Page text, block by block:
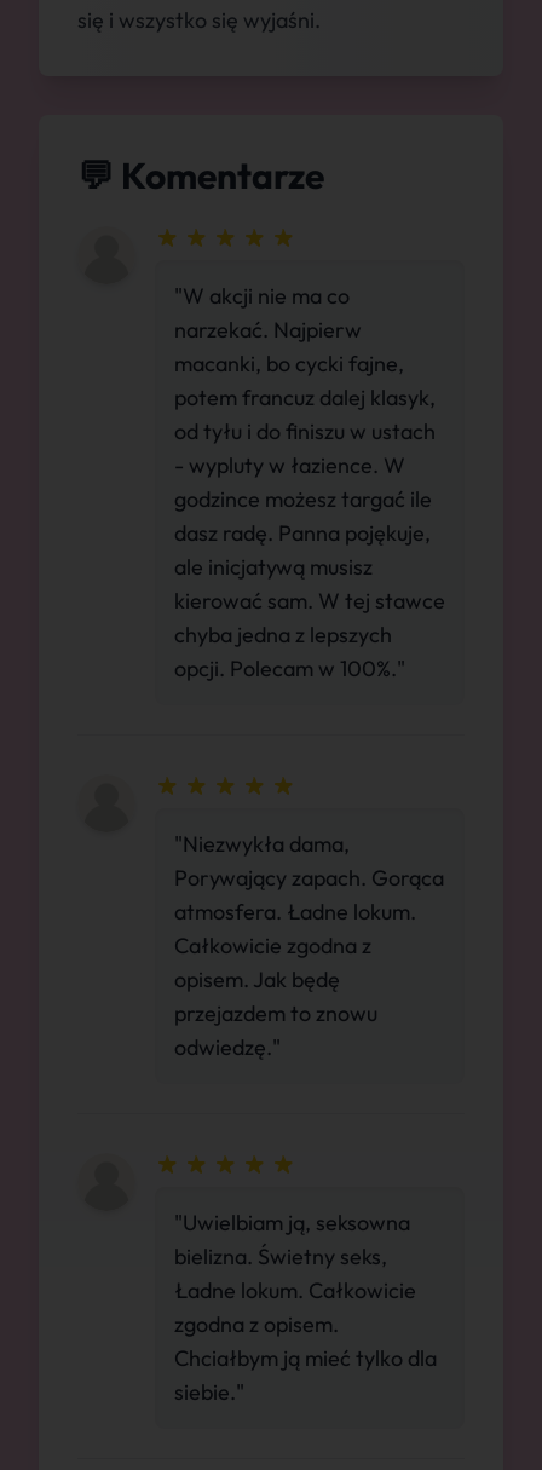
się i wszystko się wyjaśni.
💬 Komentarze
"W akcji nie ma co
narzekać. Najpierw
macanki, bo cycki fajne,
potem francuz dalej klasyk,
od tyłu i do finiszu w ustach
- wypluty w łazience. W
godzince możesz targać ile
dasz radę. Panna pojękuje,
ale inicjatywą musisz
kierować sam. W tej stawce
chyba jedna z lepszych
opcji. Polecam w 100%."
"Niezwykła dama,
Porywający zapach. Gorąca
atmosfera. Ładne lokum.
Całkowicie zgodna z
opisem. Jak będę
przejazdem to znowu
odwiedzę."
"Uwielbiam ją, seksowna
bielizna. Świetny seks,
Ładne lokum. Całkowicie
zgodna z opisem.
Chciałbym ją mieć tylko dla
siebie."